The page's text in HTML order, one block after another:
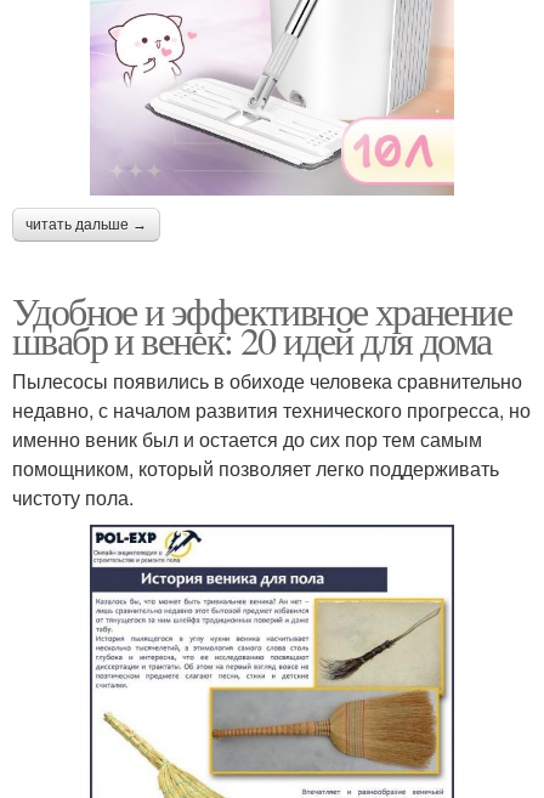
читать дальше →
Удобное и эффективное хранение
швабр и венек: 20 идей для дома
Пылесосы появились в обиходе человека сравнительно
недавно, с началом развития технического прогресса, но
именно веник был и остается до сих пор тем самым
помощником, который позволяет легко поддерживать
чистоту пола.